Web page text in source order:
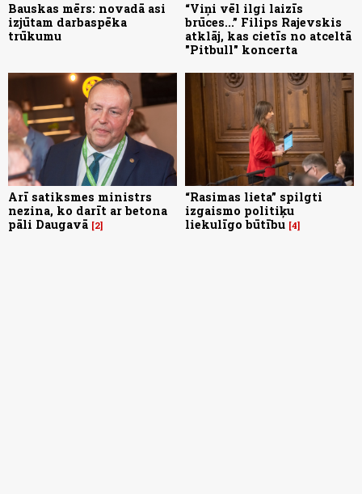
Bauskas mērs: novadā asi
izjūtam darbaspēka
trūkumu
“Viņi vēl ilgi laizīs
brūces...” Filips Rajevskis
atklāj, kas cietīs no atceltā
"Pitbull" koncerta
Arī satiksmes ministrs
nezina, ko darīt ar betona
pāli Daugavā 2
“Rasimas lieta” spilgti
izgaismo politiķu
liekulīgo būtību 4